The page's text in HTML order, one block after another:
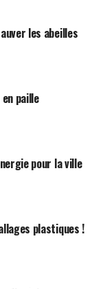
les abeilles
paille
pour la ville
plastiques !